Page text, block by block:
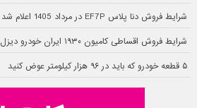
شرایط فروش دنا پلاس EF7P در مرداد 1405 اعلام شد
شرایط فروش اقساطی کامیون ۱۹۳۰ ایران خودرو دیزل در مرداد ۱۴۰۵
۵ قطعه خودرو که باید در ۹۶ هزار کیلومتر عوض کنید